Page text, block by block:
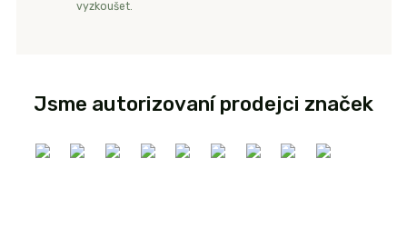
vyzkoušet.
Jsme autorizovaní prodejci značek